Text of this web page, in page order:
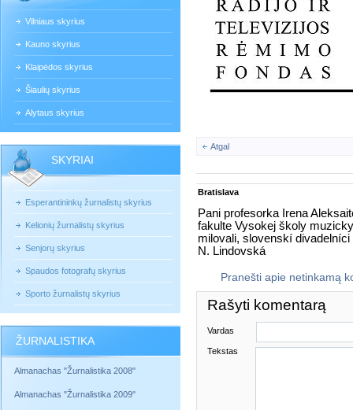
Vilniaus skyrius
Kauno skyrius
Klaipėdos skyrius
Šiaulių skyrius
Alytaus skyrius
SKYRIAI
Esperantininkų žurnalistų skyrius
Kelionių žurnalistų skyrius
Senjorų skyrius
Spaudos fotografų skyrius
Sporto žurnalistų skyrius
ŽURNALISTIKA
Almanachas "Žurnalistika 2008"
Almanachas "Žurnalistika 2009"
Atgal
Bratislava
Pani profesorka Irena
fakulte Vysokej školy
milovali, slovenskí
N. Lindovská
Pranešti apie netinkamą
Rašyti komentarą
Vardas
Tekstas